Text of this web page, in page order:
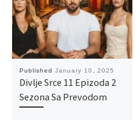
Published January 10, 2025
Divlje Srce 11 Epizoda 2
Sezona Sa Prevodom